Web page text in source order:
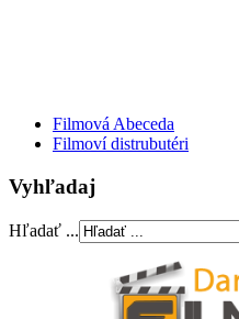
Filmová Abeceda
Filmoví distrubutéri
Vyhľadaj
Hľadať ...